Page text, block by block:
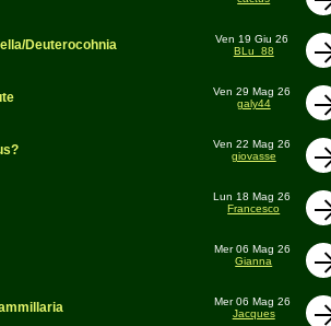
Deuterocohnia
Ven 19 Giu 26
BLu_88
Ven 29 Mag 26
galy44
Ven 22 Mag 26
giovasse
Lun 18 Mag 26
Francesco
Mer 06 Mag 26
Gianna
Mer 06 Mag 26
Jacques